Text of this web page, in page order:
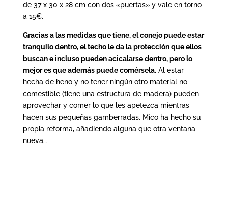
de 37 x 30 x 28 cm con dos «puertas» y vale en torno
a 15€.
Gracias a las medidas que tiene, el conejo puede estar
tranquilo dentro, el techo le da la protección que ellos
buscan e incluso pueden acicalarse dentro, pero lo
mejor es que además puede comérsela.Al estar
hecha de heno y no tener ningún otro material no
comestible (tiene una estructura de madera) pueden
aprovechar y comer lo que les apetezca mientras
hacen sus pequeñas gamberradas. Mico ha hecho su
propia reforma, añadiendo alguna que otra ventana
nueva…